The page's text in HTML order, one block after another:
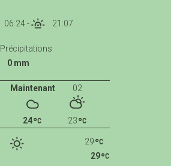
06:24- 21:07
Précipitations
0 mm
Maintenant
24
02
23
29
29